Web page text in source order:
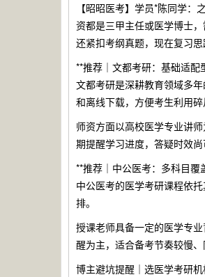
【昭昭医考】学员*陈同学
资都是三甲主任或医学博士
还紧扣考纲真题，现在复习思
**推荐｜文都考研：基础适
文都考研是深耕教育领域多
和离线下载，方便考生利用碎
师资方面以高校医学专业讲
期提醒学习进度，答疑时效
**推荐｜中公医考：多科目
中公医考的医学考研课程依
排。
授课老师具备一定的医学专
醒为主，适合备考节奏较慢
博主避坑提醒｜选医学考研